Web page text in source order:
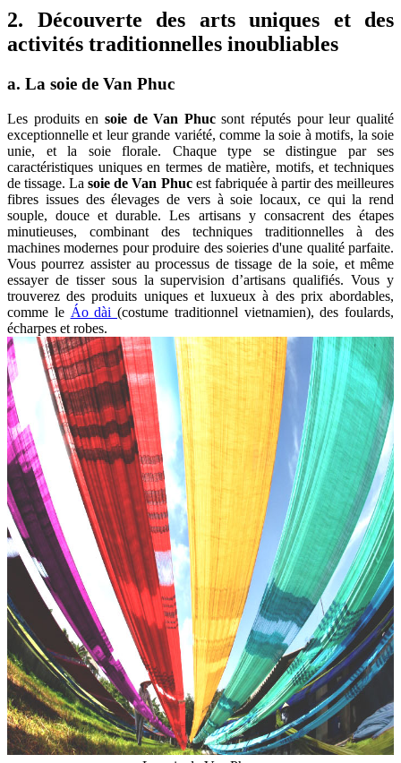
2. Découverte des arts uniques et des
activités traditionnelles inoubliables
a. La soie de Van Phuc
Les produits en soie de Van Phucsont réputés pour leur qualité
exceptionnelle et leur grande variété, comme la soie à motifs, la soie
unie, et la soie florale. Chaque type se distingue par ses
caractéristiques uniques en termes de matière, motifs, et techniques
de tissage. Lasoie de Van Phucest fabriquée à partir des meilleures
fibres issues des élevages de vers à soie locaux, ce qui la rend
souple, douce et durable. Les artisans y consacrent des étapes
minutieuses, combinant des techniques traditionnelles à des
machines modernes pour produire des soieries d'une qualité parfaite.
Vous pourrez assister au processus de tissage de la soie, et même
essayer de tisser sous la supervision d’artisans qualifiés. Vous y
trouverez des produits uniques et luxueux à des prix abordables,
comme le Áo dài (costume traditionnel vietnamien), des foulards,
écharpes et robes.